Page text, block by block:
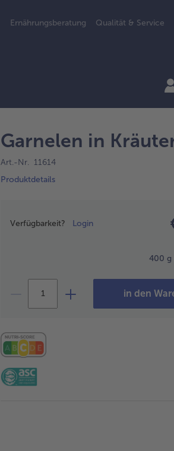
Ernährungsberatung Qualität & Service
Garnelen in
Art.-Nr. 11614
Produktdetails
Verfügbarkeit? Login
400 g
in den